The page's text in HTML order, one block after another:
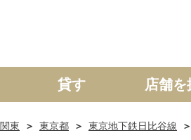
建て マンション
貸す 店舗を
関東 東京都 東京地下鉄日比谷線